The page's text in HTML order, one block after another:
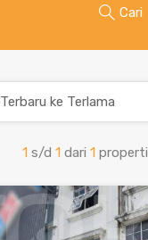
Cari
1 s/d 1 dari 1 properti
Terbaru ke Terlama